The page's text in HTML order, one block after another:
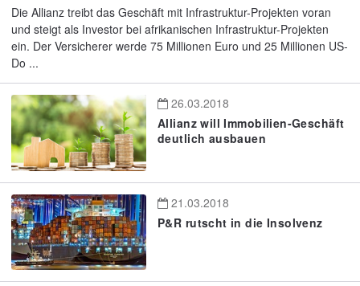
Die Allianz treibt das Geschäft mit Infrastruktur-Projekten voran
und steigt als Investor bei afrikanischen Infrastruktur-Projekten
ein. Der Versicherer werde 75 Millionen Euro und 25 Millionen US-
Do ...
26.03.2018
Allianz will Immobilien-Geschäft
deutlich ausbauen
21.03.2018
P&R rutscht in die Insolvenz